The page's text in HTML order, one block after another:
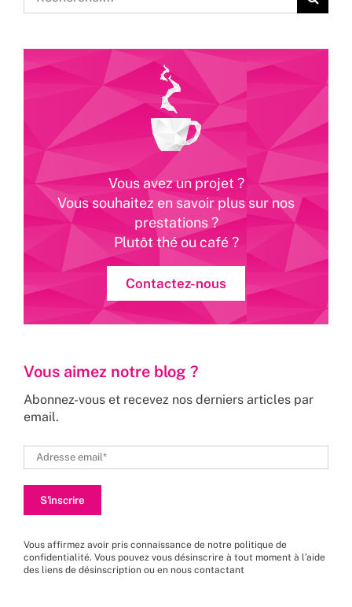
Vous avez un projet ?
Vous souhaitez en savoir plus sur nos
prestations ?
Plutôt thé ou café ?
Contactez-nous
Vous aimez notre blog ?
Abonnez-vous et recevez nos derniers articles par
email.
Vous affirmez avoir pris connaissance de notre politique de
confidentialité. Vous pouvez vous désinscrire à tout moment à l’aide
des liens de désinscription ou en nous contactant